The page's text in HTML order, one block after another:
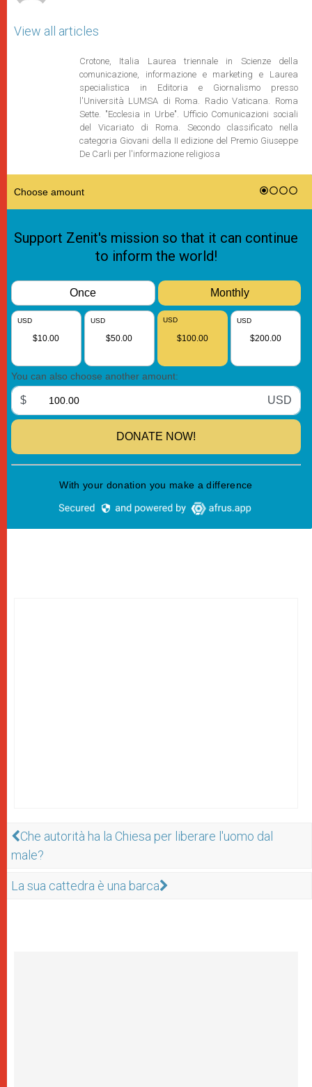
View all articles
Crotone, Italia Laurea triennale in Scienze della
comunicazione, informazione e marketing e Laurea
specialistica in Editoria e Giornalismo presso
l'Università LUMSA di Roma. Radio Vaticana. Roma
Sette. "Ecclesia in Urbe". Ufficio Comunicazioni sociali
del Vicariato di Roma. Secondo classificato nella
categoria Giovani della II edizione del Premio Giuseppe
De Carli per l'informazione religiosa
Che autorità ha la Chiesa per liberare l'uomo dal
male?
La sua cattedra è una barca